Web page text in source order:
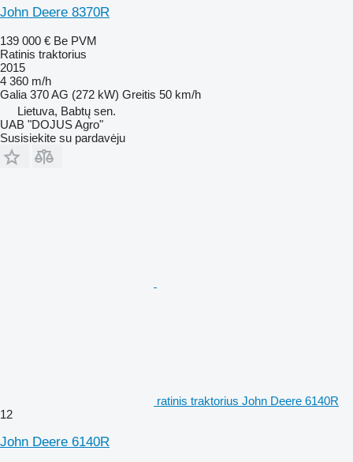
John Deere 8370R
139 000 € Be PVM
Ratinis traktorius
2015
4 360 m/h
Galia 370 AG (272 kW) Greitis 50 km/h
Lietuva, Babtų sen.
UAB "DOJUS Agro"
Susisiekite su pardavėju
ratinis traktorius John Deere 6140R
12
John Deere 6140R